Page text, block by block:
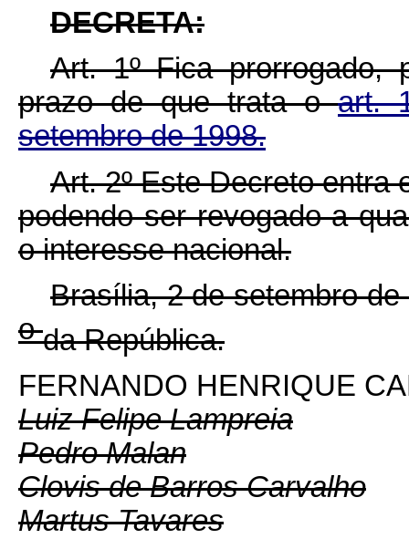
DECRETA:
Art. 1º Fica prorrogado,
prazo de que trata oart.
setembro de 1998.
Art. 2º Este Decreto entra
podendo ser revogado a
o interesse nacional.
Brasília, 2 de setembro de
oda República.
FERNANDO HENRIQUE
Luiz Felipe Lampreia
Pedro Malan
Clovis de Barros Carvalho
Martus Tavares